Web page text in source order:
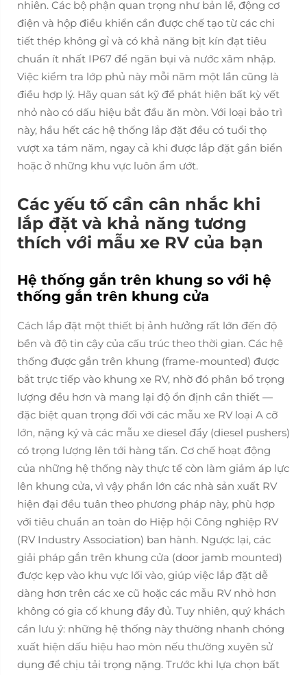
nhiên. Các bộ phận quan trọng như bản lề, động cơ
điện và hộp điều khiển cần được chế tạo từ các chi
tiết thép không gỉ và có khả năng bịt kín đạt tiêu
chuẩn ít nhất IP67 để ngăn bụi và nước xâm nhập.
Việc kiểm tra lớp phủ này mỗi năm một lần cũng là
điều hợp lý. Hãy quan sát kỹ để phát hiện bất kỳ vết
nhỏ nào có dấu hiệu bắt đầu ăn mòn. Với loại bảo trì
này, hầu hết các hệ thống lắp đặt đều có tuổi thọ
vượt xa tám năm, ngay cả khi được lắp đặt gần biển
hoặc ở những khu vực luôn ẩm ướt.
Các yếu tố cần cân nhắc khi
lắp đặt và khả năng tương
thích với mẫu xe RV của bạn
Hệ thống gắn trên khung so với hệ
thống gắn trên khung cửa
Cách lắp đặt một thiết bị ảnh hưởng rất lớn đến độ
bền và độ tin cậy của cấu trúc theo thời gian. Các hệ
thống được gắn trên khung (frame-mounted) được
bắt trực tiếp vào khung xe RV, nhờ đó phân bổ trọng
lượng đều hơn và mang lại độ ổn định cần thiết —
đặc biệt quan trọng đối với các mẫu xe RV loại A cỡ
lớn, nặng ký và các mẫu xe diesel đẩy (diesel pushers)
có trọng lượng lên tới hàng tấn. Cơ chế hoạt động
của những hệ thống này thực tế còn làm giảm áp lực
lên khung cửa, vì vậy phần lớn các nhà sản xuất RV
hiện đại đều tuân theo phương pháp này, phù hợp
với tiêu chuẩn an toàn do Hiệp hội Công nghiệp RV
(RV Industry Association) ban hành. Ngược lại, các
giải pháp gắn trên khung cửa (door jamb mounted)
được kẹp vào khu vực lối vào, giúp việc lắp đặt dễ
dàng hơn trên các xe cũ hoặc các mẫu RV nhỏ hơn
không có gia cố khung đầy đủ. Tuy nhiên, quý khách
cần lưu ý: những hệ thống này thường nhanh chóng
xuất hiện dấu hiệu hao mòn nếu thường xuyên sử
dụng để chịu tải trọng nặng. Trước khi lựa chọn bất